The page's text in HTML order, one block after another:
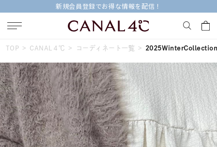
新規会員登録でお得な情報を配信！
キーワードで検索する
人気検索キーワード
#ペア #eギフト #ハーフエタニティリング
#刻印可 #メンズ ネックレス
TOP CANAL４℃ コーディネート一覧